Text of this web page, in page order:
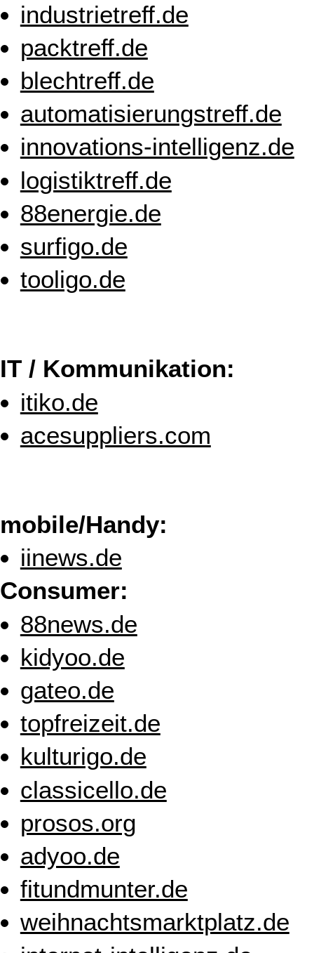
industrietreff.de
packtreff.de
blechtreff.de
automatisierungstreff.de
innovations-intelligenz.de
logistiktreff.de
88energie.de
surfigo.de
tooligo.de
IT / Kommunikation:
itiko.de
acesuppliers.com
mobile/Handy:
iinews.de
Consumer:
88news.de
kidyoo.de
gateo.de
topfreizeit.de
kulturigo.de
classicello.de
prosos.org
adyoo.de
fitundmunter.de
weihnachtsmarktplatz.de